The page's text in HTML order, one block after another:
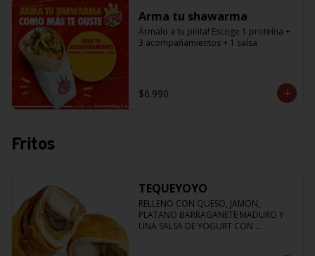
Arma tu shawarma
Ármalo a tu pinta! Escoge 1 proteína +
3 acompañamientos + 1 salsa
$6.990
Fritos
TEQUEYOYO
RELLENO CON QUESO, JAMON,
PLATANO BARRAGANETE MADURO Y
UNA SALSA DE YOGURT CON